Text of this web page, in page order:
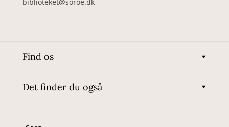
biblioteket@soroe.dk
Find os
Det finder du også